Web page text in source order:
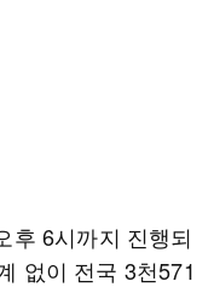
후 6시까지 진행되
없이 전국 3천571